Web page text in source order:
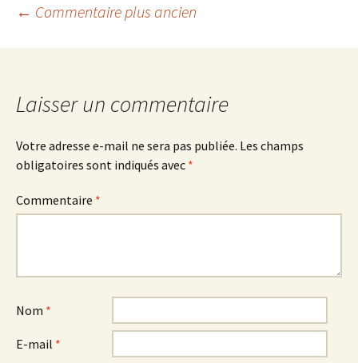
Navigation
commentaires
← Commentaire plus ancien
Laisser un commentaire
Votre adresse e-mail ne sera pas publiée. Les champs
obligatoires sont indiqués avec *
Commentaire *
Nom *
E-mail *